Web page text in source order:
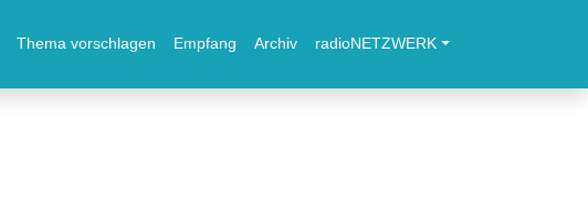
Thema vorschlagen Empfang Archiv radioNETZWERK